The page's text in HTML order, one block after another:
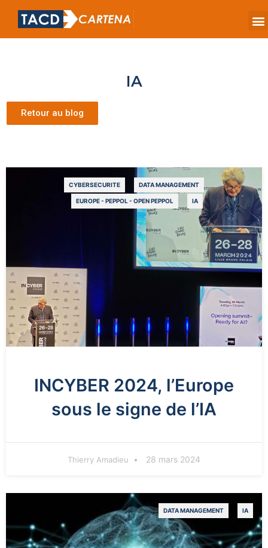
IA
Retour au blog
INCYBER 2024, l’Europe
sous le signe de l’IA
Thierry Amadieu 28 mars 2024
CYBERSECURITE DATA MANAGEMENT
EUROPE - PEPPOL - OPEN PEPPOL IA
DATA MANAGEMENT IA